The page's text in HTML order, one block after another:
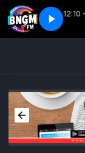
12:10
Bia Ipsen
1